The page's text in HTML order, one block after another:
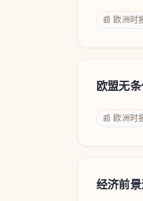
📰 欧洲时
欧盟无
📰 欧洲时
经济前